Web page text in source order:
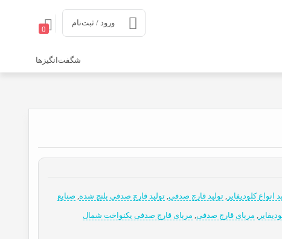
0
ورود / ثبت‌نام
شگفت‌انگیزها
انواع کلودیفایر,تولید قارچ صدفی,تولید قارچ صدفی بلنچ شده, صنایع
, مربای قارچ صدفی, مربای قارچ صدفی یکنواخت شمال